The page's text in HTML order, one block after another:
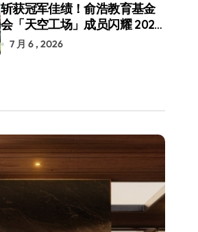
斩获冠军佳绩！俞浩教育基金
会「天空工场」成员闪耀 2026
RoboCup 机器人世界杯
7 月 6 , 2026